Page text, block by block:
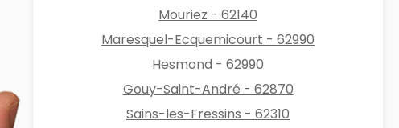
Mouriez - 62140
Maresquel-Ecquemicourt - 62990
Hesmond - 62990
Gouy-Saint-André - 62870
Sains-les-Fressins - 62310